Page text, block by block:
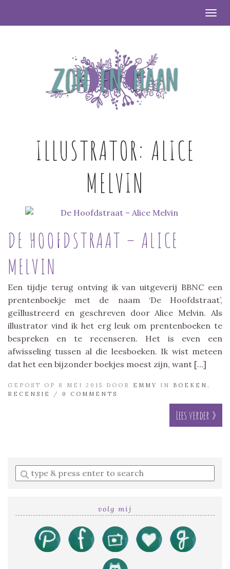
ILLUSTRATOR: ALICE
MELVIN
DE HOOFDSTRAAT – ALICE
MELVIN
Een tijdje terug ontving ik van uitgeverij BBNC een
prentenboekje met de naam ‘De Hoofdstraat’,
geïllustreerd en geschreven door Alice Melvin. Als
illustrator vind ik het erg leuk om prentenboeken te
bespreken en te recenseren. Het is even een
afwisseling tussen al die leesboeken. Ik wist meteen
dat het een bijzonder boekjes moest zijn, want […]
GEPOST OP 8 MEI 2015 DOOR EMMY IN BOEKEN
RECENSIE
/ 0 COMMENTS
Lees verder »
Enter
a
volg mij